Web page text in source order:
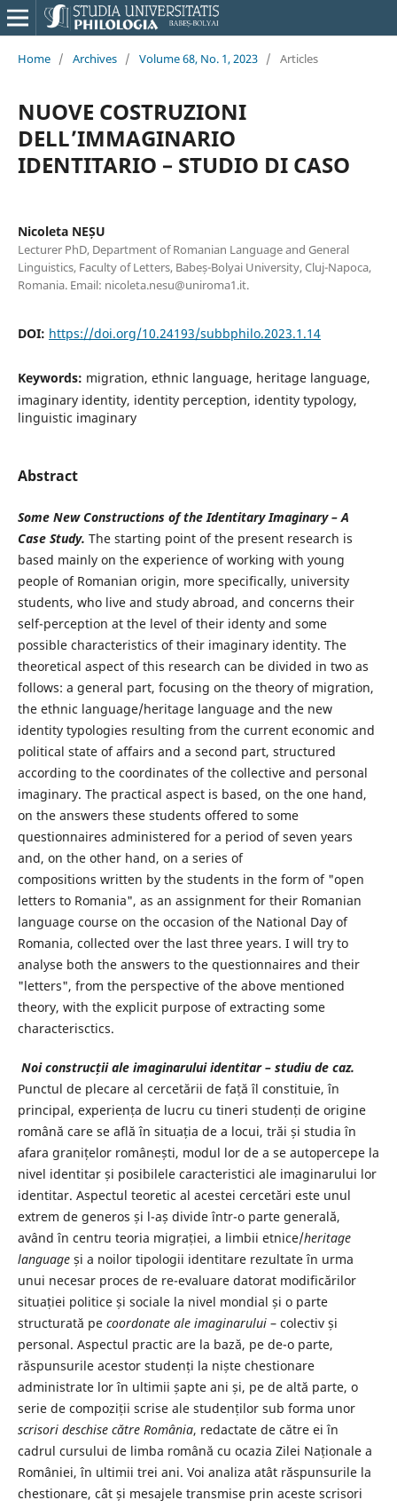
Home / Archives / Volume 68, No. 1, 2023 / Articles
NUOVE COSTRUZIONI
DELL’IMMAGINARIO
IDENTITARIO – STUDIO DI CASO
Nicoleta NEȘU
Lecturer PhD, Department of Romanian Language and General
Linguistics, Faculty of Letters, Babeș-Bolyai University, Cluj-Napoca,
Romania. Email: nicoleta.nesu@uniroma1.it.
DOI: https://doi.org/10.24193/subbphilo.2023.1.14
Keywords: migration, ethnic language, heritage language,
imaginary identity, identity perception, identity typology,
linguistic imaginary
Abstract
Some New Constructions of the Identitary Imaginary – A
Case Study. The starting point of the present research is
based mainly on the experience of working with young
people of Romanian origin, more specifically, university
students, who live and study abroad, and concerns their
self-perception at the level of their identy and some
possible characteristics of their imaginary identity. The
theoretical aspect of this research can be divided in two as
follows: a general part, focusing on the theory of migration,
the ethnic language/heritage language and the new
identity typologies resulting from the current economic and
political state of affairs and a second part, structured
according to the coordinates of the collective and personal
imaginary. The practical aspect is based, on the one hand,
on the answers these students offered to some
questionnaires administered for a period of seven years
and, on the other hand, on a series of
compositions written by the students in the form of "open
letters to Romania", as an assignment for their Romanian
language course on the occasion of the National Day of
Romania, collected over the last three years. I will try to
analyse both the answers to the questionnaires and their
"letters", from the perspective of the above mentioned
theory, with the explicit purpose of extracting some
characterisctics.
Noi construcții ale imaginarului identitar–studiu de caz.
Punctul de plecare al cercetării de față îl constituie, în
principal, experiența de lucru cu tineri studenți de origine
română care se află în situația de a locui, trăi și studia în
afara granițelor românești, modul lor de a se autopercepe la
nivel identitar și posibilele caracteristici ale imaginarului lor
identitar. Aspectul teoretic al acestei cercetări este unul
extrem de generos și l-aș divide într-o parte generală,
având în centru teoria migrației, a limbii etnice/heritage
languageși a noilor tipologii identitare rezultate în urma
unui necesar proces de re-evaluare datorat modificărilor
situației politice și sociale la nivel mondial și o parte
structurată pe coordonate ale imaginarului– colectiv și
personal. Aspectul practic are la bază, pe de-o parte,
răspunsurile acestor studenți la niște chestionare
administrate lor în ultimii șapte ani și, pe de altă parte, o
serie de compoziții scrise ale studenților sub forma unor
scrisori deschise către România, redactate de către ei în
cadrul cursului de limba română cu ocazia Zilei Naționale a
României, în ultimii trei ani. Voi analiza atât răspunsurile la
chestionare, cât și mesajele transmise prin aceste scrisori